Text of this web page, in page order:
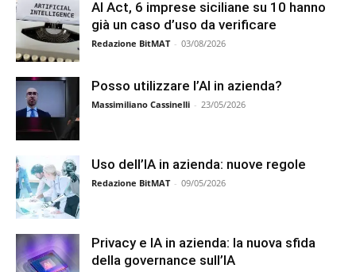
AI Act, 6 imprese siciliane su 10 hanno
già un caso d’uso da verificare
Redazione BitMAT - 03/08/2026
Posso utilizzare l’AI in azienda?
Massimiliano Cassinelli - 23/05/2026
Uso dell’IA in azienda: nuove regole
Redazione BitMAT - 09/05/2026
Privacy e IA in azienda: la nuova sfida
della governance sull’IA